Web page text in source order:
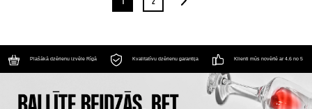
1 2
Plašākā dzērienu izvēle Rīgā Kvalitatīvu dzērienu garantija Klienti mūs novērtē ar 4.6 no 5